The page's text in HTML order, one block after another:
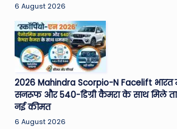
u
n
d
T
h
e
6 August 2026
2026 Mahindra Scorpio-N Facelift भारत
सनरूफ और 540-डिग्री कैमरा के साथ मिले
नई कीमत
6 August 2026